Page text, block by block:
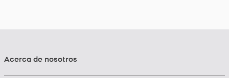
Acerca de nosotros